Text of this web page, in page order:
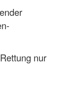
nur